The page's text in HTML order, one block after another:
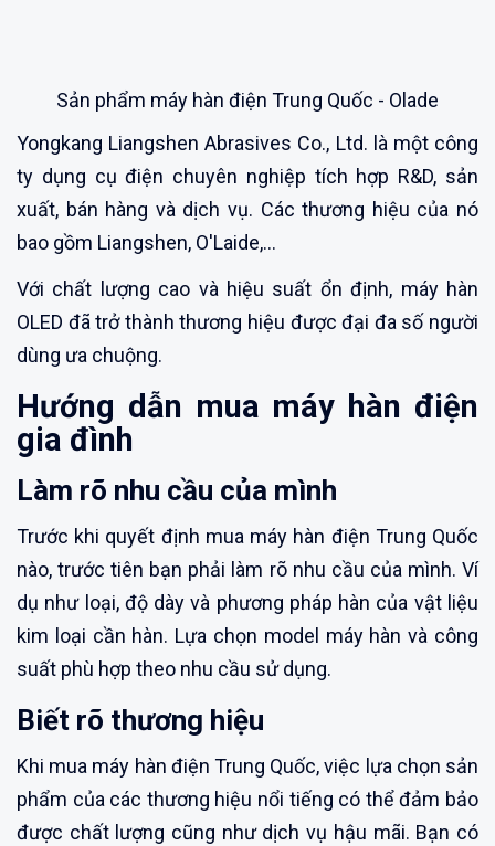
Sản phẩm máy hàn điện Trung Quốc - Olade
Yongkang Liangshen Abrasives Co., Ltd. là một công
ty dụng cụ điện chuyên nghiệp tích hợp R&D, sản
xuất, bán hàng và dịch vụ. Các thương hiệu của nó
bao gồm Liangshen, O'Laide,...
Với chất lượng cao và hiệu suất ổn định, máy hàn
OLED đã trở thành thương hiệu được đại đa số người
dùng ưa chuộng.
Hướng dẫn mua máy hàn điện
gia đình
Làm rõ nhu cầu của mình
Trước khi quyết định mua máy hàn điện Trung Quốc
nào, trước tiên bạn phải làm rõ nhu cầu của mình. Ví
dụ như loại, độ dày và phương pháp hàn của vật liệu
kim loại cần hàn. Lựa chọn model máy hàn và công
suất phù hợp theo nhu cầu sử dụng.
Biết rõ thương hiệu
Khi mua máy hàn điện Trung Quốc, việc lựa chọn sản
phẩm của các thương hiệu nổi tiếng có thể đảm bảo
được chất lượng cũng như dịch vụ hậu mãi. Bạn có